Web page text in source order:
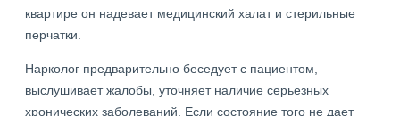
квартире он надевает медицинский халат и стерильные
перчатки.
Нарколог предварительно беседует с пациентом,
выслушивает жалобы, уточняет наличие серьезных
хронических заболеваний. Если состояние того не дает